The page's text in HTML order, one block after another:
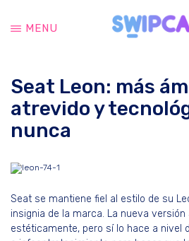
principal
cambia,
tu
coche
MENU
Seat Leon: más
atrevido y
nunca
Seat se mantiene fiel al estilo de su
insignia de la marca. La nueva
estéticamente, pero sí lo hace a nivel